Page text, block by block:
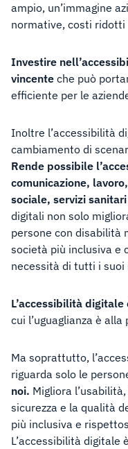
ampio, un’immagine
normative, costi
Investire
vincente che può
efficiente per le
Inoltre l’accessibilità
cambiamento di
Rende possibile
comunicazione,
sociale, servizi sanitari
digitali non solo
persone con disabilità
società più inclusiva e
necessità di tutti i suoi
L’accessibilità
cui l’uguaglianza è
Ma soprattutto,
riguarda solo le
noi. Migliora
sicurezza e la qualità
più inclusiva e
L’accessibilità digitale